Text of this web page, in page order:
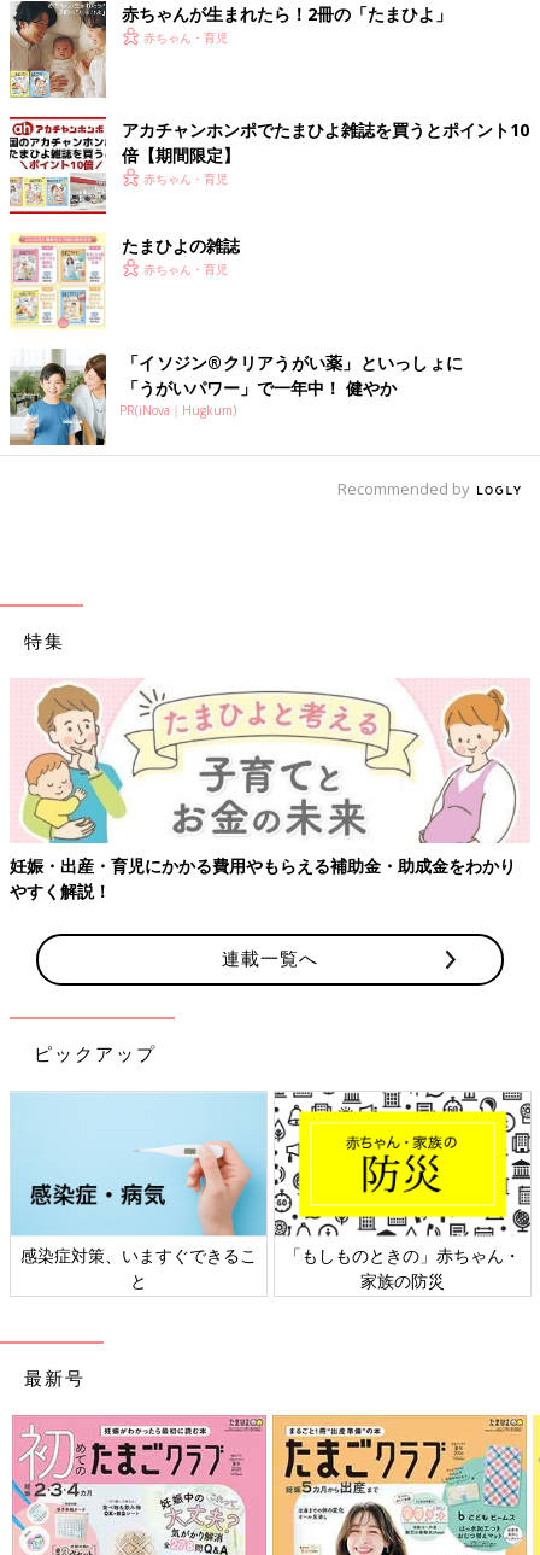
赤ちゃんが生まれたら！2冊の「たまひよ」
赤ちゃん・育児
アカチャンホンポでたまひよ雑誌を買うとポイント10
倍【期間限定】
赤ちゃん・育児
たまひよの雑誌
赤ちゃん・育児
「イソジン®クリアうがい薬」といっしょに
「うがいパワー」で一年中！ 健やか
PR(iNova｜Hugkum)
Recommended by
特集
妊娠・出産・育児にかかる費用やもらえる補助金・助成金をわかり
やすく解説！
連載一覧へ
ピックアップ
感染症対策、いますぐできるこ
と
「もしものときの」赤ちゃん・
家族の防災
最新号